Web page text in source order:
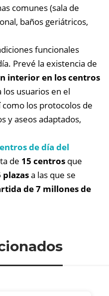
comunes (sala de
baños geriátricos,
funcionales
Prevé la existencia de
interior en los centros
usuarios en el
los protocolos de
y aseos adaptados,
de día del
de 15 centros que
plazasa las que se
de 7 millones de